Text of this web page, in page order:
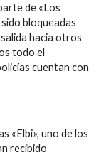
de «Los
bloqueadas
hacia otros
todo el
cuentan con
«Elbi», uno de los
recibido